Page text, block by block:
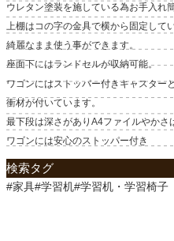
ウレタン塗装を施している為お手入れ
上棚はコの字の金具で横から固定して
綺麗なまま使う事ができます。
座面下にはランドセルが収納可能。
ワゴンにはストッパー付きキャスター
衝材が付いています。
最下段は深さがありA4ファイルやかさ
ワゴンには安心のストッパー付き
検索タグ
#家具#学習机#学習机・学習椅子